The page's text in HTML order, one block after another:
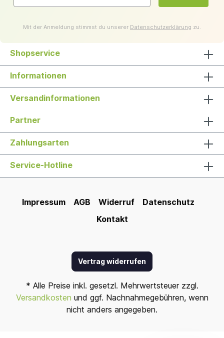
Mit der Anmeldung stimmst du unserer Datenschutzerklärung zu.
Shopservice
Informationen
Versandinformationen
Partner
Zahlungsarten
Service-Hotline
Impressum AGB Widerruf
Datenschutz
Kontakt
Vertrag widerrufen
* Alle Preise inkl. gesetzl. Mehrwertsteuer zzgl.
Versandkosten und ggf. Nachnahmegebühren, wenn
nicht anders angegeben.